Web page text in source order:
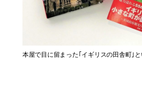
本屋で目に留まった｢イギリスの田舎町｣と